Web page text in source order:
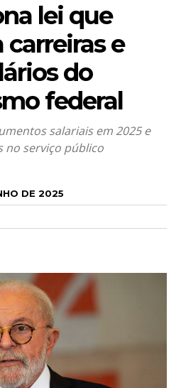
lei que
e
do
federal
salariais em 2025 e
no serviço público
DE 2025